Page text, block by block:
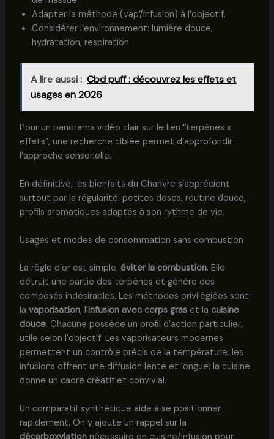
Adapter la méthode (vap’/infusion) à l’objectif.
Considérer l’environnement: lumière douce,
hydratation, respiration.
A lire aussi : Cbd puff : découvrez les effets et
usages en 2026
Pour un panorama vidéo clair sur le lien “terpènes x
effets”, une recherche ciblée permet d’approfondir
l’approche sensorielle.
En définitive, les bienfaits du Chanvre s’apprécient
surtout par la régularité: petites doses, routine douce,
profils aromatiques adaptés à son rythme de vie.
Usages et modes de consommation sans combustion
La règle d’or est simple: éviter la combustion. Elle
détruit une partie des terpènes et génère des
composés indésirables. Les méthodes privilégiées sont
la vaporisation, l’infusion avec corps graset la cuisine
douce. Chacune possède un profil d’action particulier,
utile selon l’objectif. Les vaporisateurs modernes
permettent un contrôle précis de la température; les
infusions offrent une diffusion lente et longue; la cuisine
donne un cadre créatif et convivial.
Un comparatif synthétique aide à se positionner
rapidement. On y ajoute un rappel sur la